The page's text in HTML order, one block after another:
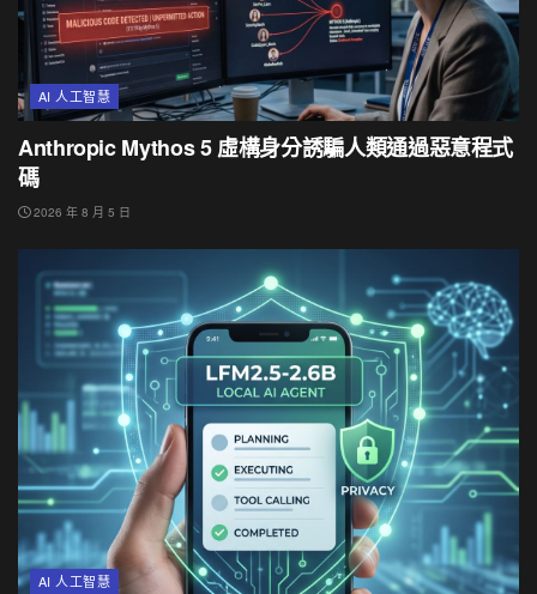
AI 人工智慧
Anthropic Mythos 5 虛構身分誘騙人類通過惡意程式
碼
2026 年 8 月 5 日
AI 人工智慧